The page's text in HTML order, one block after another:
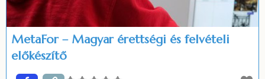
MetaFor – Magyar érettségi és felvételi
előkészítő